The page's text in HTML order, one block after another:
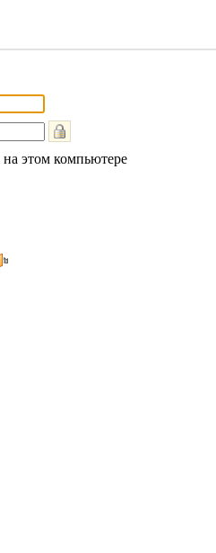
этом компьютере